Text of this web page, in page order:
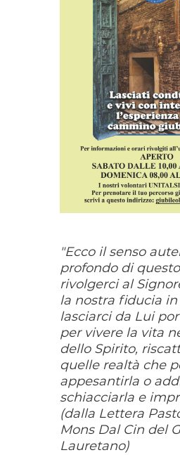
"Ecco il senso
profondo di
rivolgerci al
la nostra fiducia
lasciarci da Lui
per vivere la vita
dello Spirito,
quelle realtà che
appesantirla o
schiacciarla e
(dalla Lettera
Mons Dal Cin del
Lauretano)